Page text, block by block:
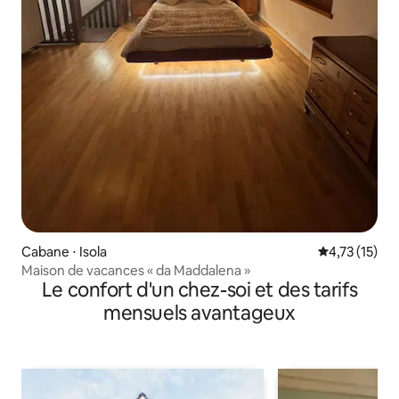
Cabane ⋅ Isola Évaluation
4,73 (15)
Maison de vacances « da Maddalena »
Le confort d'un chez-soi et des tarifs
mensuels avantageux